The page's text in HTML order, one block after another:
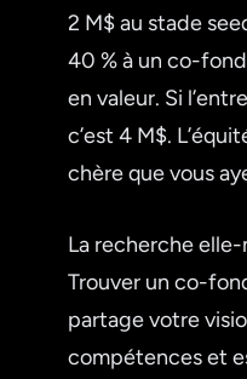
2 M$ au stade
40 % à un co-
en valeur. Si
c’est 4 M$.
chère que vous
La recherche
Trouver un co-
partage votre
compétences et